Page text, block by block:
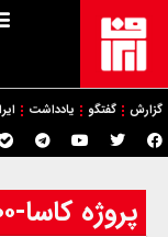
گزارش گفتگو یادداشت
پروژه کاسا-۱۰۰۰